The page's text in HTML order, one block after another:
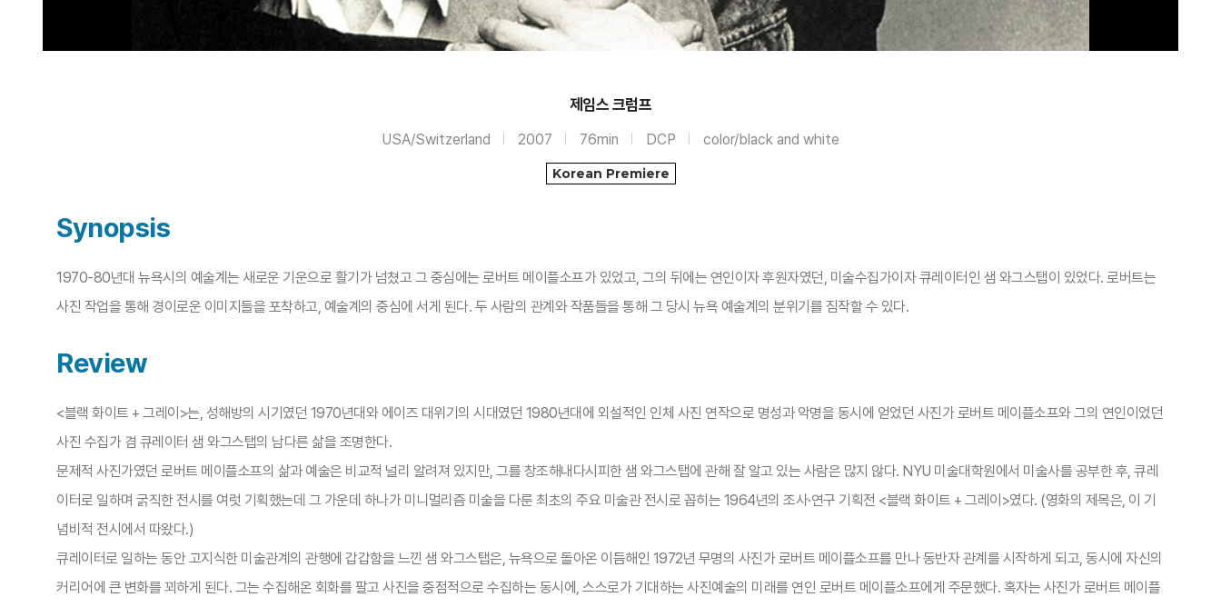
제임스 크럼프
USA/Switzerland 2007 76min DCP color/black and white
Korean Premiere
Synopsis
1970-80년대 뉴욕시의 예술계는 새로운 기운으로 활기가 넘쳤고 그 중심에는 로버트 메이플소프가 있었고, 그의 뒤에는 연인이자 후원자였던, 미술수집가이자 큐레이터인 샘 와그스탭이 있었다. 로버트는
사진 작업을 통해 경이로운 이미지들을 포착하고, 예술계의 중심에 서게 된다. 두 사람의 관계와 작품들을 통해 그 당시 뉴욕 예술계의 분위기를 짐작할 수 있다.
Review
<블랙 화이트 + 그레이>는, 성해방의 시기였던 1970년대와 에이즈 대위기의 시대였던 1980년대에 외설적인 인체 사진 연작으로 명성과 악명을 동시에 얻었던 사진가 로버트 메이플소프와 그의 연인이었던
사진 수집가 겸 큐레이터 샘 와그스탭의 남다른 삶을 조명한다.
문제적 사진가였던 로버트 메이플소프의 삶과 예술은 비교적 널리 알려져 있지만, 그를 창조해내다시피한 샘 와그스탭에 관해 잘 알고 있는 사람은 많지 않다. NYU 미술대학원에서 미술사를 공부한 후, 큐레
이터로 일하며 굵직한 전시를 여럿 기획했는데 그 가운데 하나가 미니멀리즘 미술을 다룬 최초의 주요 미술관 전시로 꼽히는 1964년의 조사·연구 기획전 <블랙 화이트 + 그레이>였다. (영화의 제목은, 이 기
념비적 전시에서 따왔다.)
큐레이터로 일하는 동안 고지식한 미술관계의 관행에 갑갑함을 느낀 샘 와그스탭은, 뉴욕으로 돌아온 이듬해인 1972년 무명의 사진가 로버트 메이플소프를 만나 동반자 관계를 시작하게 되고, 동시에 자신의
커리어에 큰 변화를 꾀하게 된다. 그는 수집해온 회화를 팔고 사진을 중점적으로 수집하는 동시에, 스스로가 기대하는 사진예술의 미래를 연인 로버트 메이플소프에게 주문했다. 혹자는 사진가 로버트 메이플